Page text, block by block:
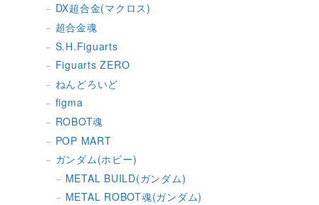
DX超合金(マクロス)
超合金魂
S.H.Figuarts
Figuarts ZERO
ねんどろいど
figma
ROBOT魂
POP MART
ガンダム(ホビー)
METAL BUILD(ガンダム)
METAL ROBOT魂(ガンダム)